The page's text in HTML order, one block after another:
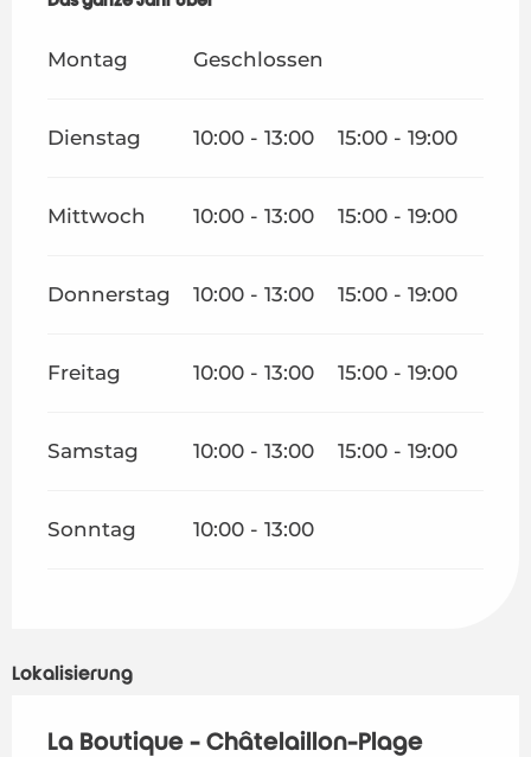
Montag Geschlossen
Dienstag 10:00 - 13:00 15:00 - 19:00
Mittwoch 10:00 - 13:00 15:00 - 19:00
Donnerstag 10:00 - 13:00 15:00 - 19:00
Freitag 10:00 - 13:00 15:00 - 19:00
Samstag 10:00 - 13:00 15:00 - 19:00
Sonntag 10:00 - 13:00
Lokalisierung
La Boutique - Châtelaillon-Plage